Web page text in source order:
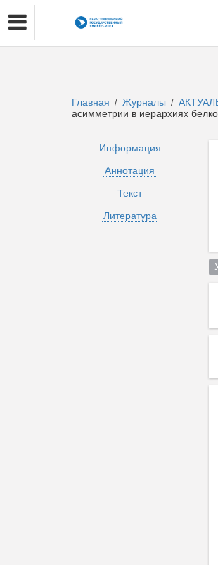
Главная / Журналы /
асимметрии в иерархиях
Информация
Аннотация
Текст
Литература